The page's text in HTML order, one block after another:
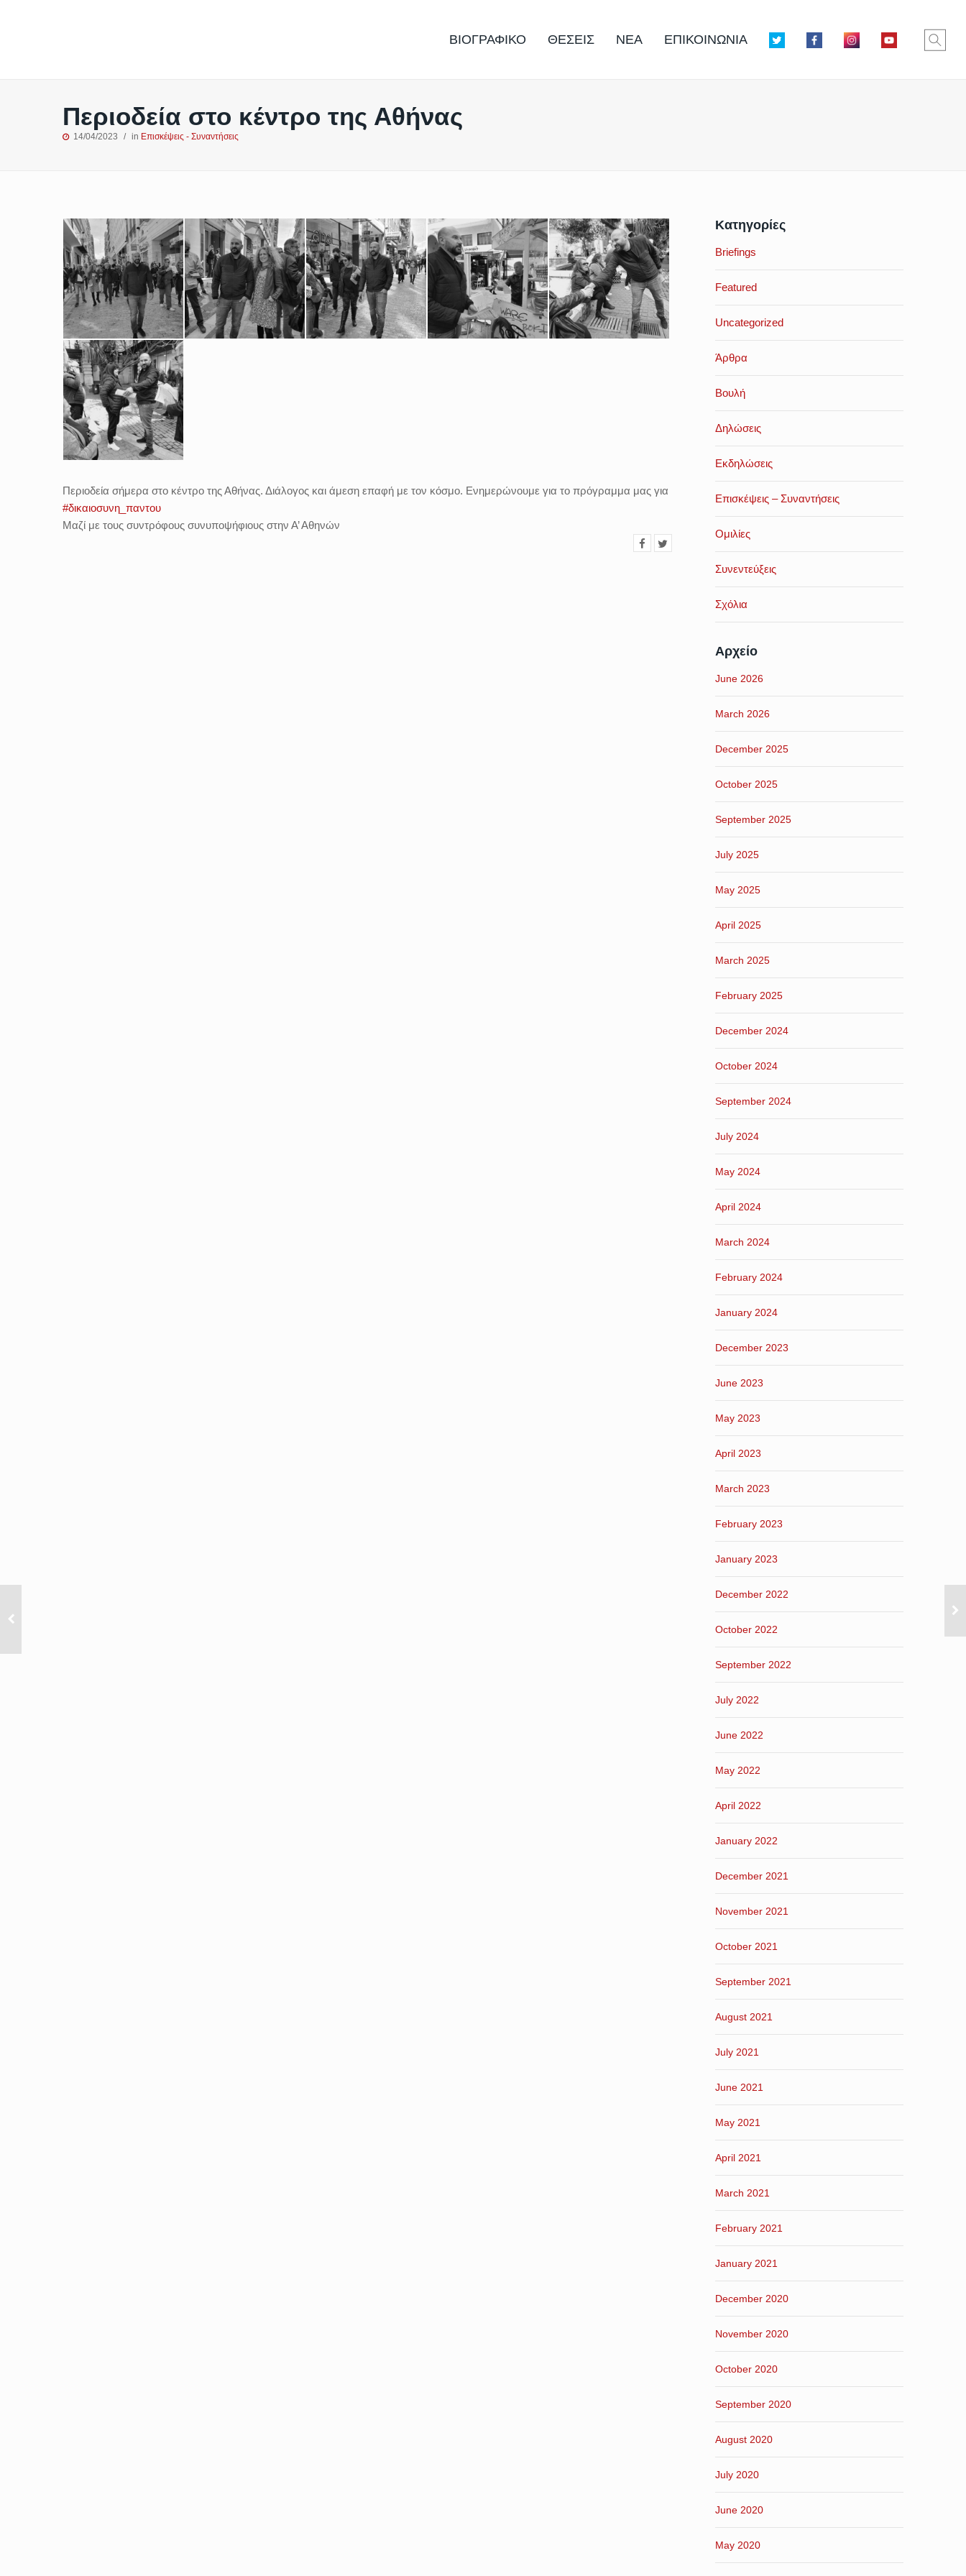
ΒΙΟΓΡΑΦΙΚΟ ΘΕΣΕΙΣ ΝΕΑ ΕΠΙΚΟΙΝΩΝΙΑ
Περιοδεία στο κέντρο της Αθήνας
14/04/2023 in Επισκέψεις - Συναντήσεις
Περιοδεία σήμερα στο κέντρο της Αθήνας. Διάλογος και άμεση επαφή με τον κόσμο. Ενημερώνουμε για το πρόγραμμα μας για
#δικαιοσυνη_παντου
Μαζί με τους συντρόφους συνυποψήφιους στην Α’ Αθηνών
Κατηγορίες
Briefings
Featured
Uncategorized
Άρθρα
Βουλή
Δηλώσεις
Εκδηλώσεις
Επισκέψεις – Συναντήσεις
Ομιλίες
Συνεντεύξεις
Σχόλια
Αρχείο
June 2026
March 2026
December 2025
October 2025
September 2025
July 2025
May 2025
April 2025
March 2025
February 2025
December 2024
October 2024
September 2024
July 2024
May 2024
April 2024
March 2024
February 2024
January 2024
December 2023
June 2023
May 2023
April 2023
March 2023
February 2023
January 2023
December 2022
October 2022
September 2022
July 2022
June 2022
May 2022
April 2022
January 2022
December 2021
November 2021
October 2021
September 2021
August 2021
July 2021
June 2021
May 2021
April 2021
March 2021
February 2021
January 2021
December 2020
November 2020
October 2020
September 2020
August 2020
July 2020
June 2020
May 2020